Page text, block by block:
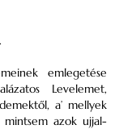
emlegetése
Levelemet,
a’ mellyek
mintsem azok ujjal-